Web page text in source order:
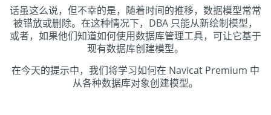
话虽这么说，但不幸的是，随着时间的推移，数据模型常常
被错放或删除。在这种情况下，DBA 只能从新绘制模型，
或者，如果他们知道如何使用数据库管理工具，可让它基于
现有数据库创建模型。
在今天的提示中，我们将学习如何在 Navicat Premium 中
从各种数据库对象创建模型。